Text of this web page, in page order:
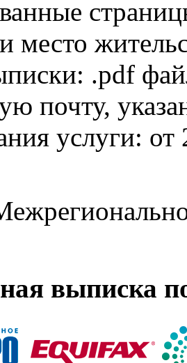
место
.pdf
почту,
услуги: от
выписка